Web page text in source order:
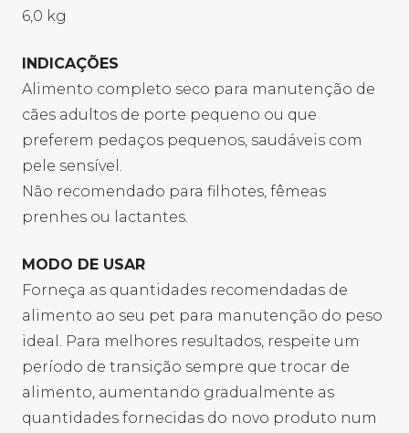
6,0 kg
INDICAÇÕES
Alimento completo seco para manutenção de
cães adultos de porte pequeno ou que
preferem pedaços pequenos, saudáveis com
pele sensível.
Não recomendado para filhotes, fêmeas
prenhes ou lactantes.
MODO DE USAR
Forneça as quantidades recomendadas de
alimento ao seu pet para manutenção do peso
ideal. Para melhores resultados, respeite um
período de transição sempre que trocar de
alimento, aumentando gradualmente as
quantidades fornecidas do novo produto num